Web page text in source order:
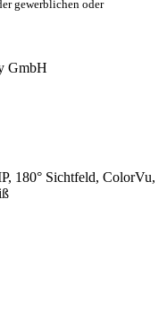
gewerblichen oder
GmbH
180° Sichtfeld, ColorVu,